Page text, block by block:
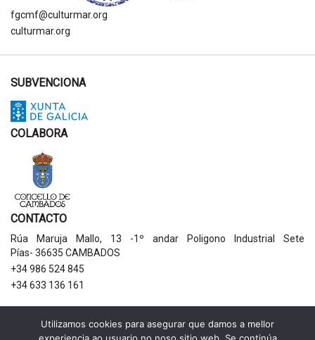
fgcmf@culturmar.org
culturmar.org
SUBVENCIONA
COLABORA
CONTACTO
Rúa Maruja Mallo, 13 -1º andar Poligono Industrial Sete
Pías- 36635 CAMBADOS
+34 986 524 845
+34 633 136 161
AVISOS LEGAIS
Utilizamos cookies para asegurar que damos a mellor